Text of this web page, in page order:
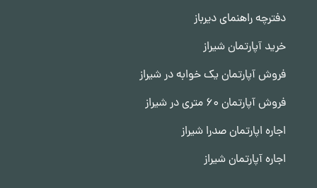
دفترچه راهنمای دیرباز
خرید آپارتمان شیراز
فروش آپارتمان یک خوابه در شیراز
فروش آپارتمان 60 متری در شیراز
اجاره اپارتمان صدرا شیراز
اجاره آپارتمان شیراز